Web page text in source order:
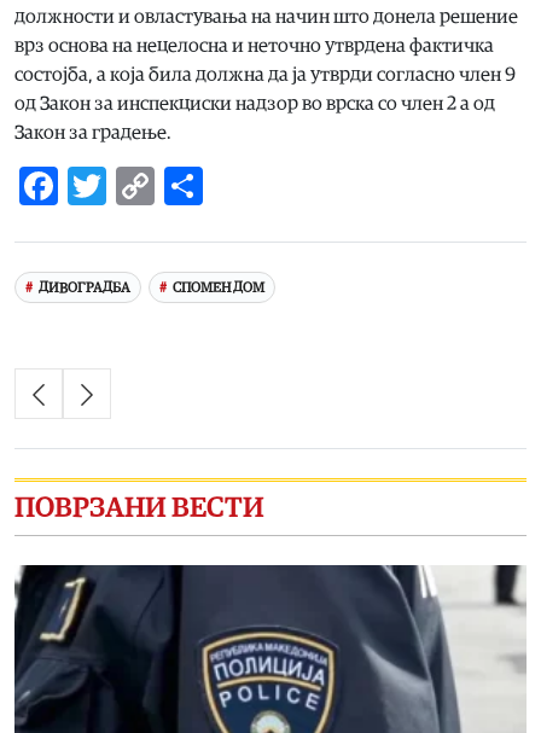
должности и овластувања на начин што донела решение
врз основа на нецелосна и неточно утврдена фактичка
состојба, а која била должна да ја утврди согласно член 9
од Закон за инспекциски надзор во врска со член 2 а од
Закон за градење.
Facebook
Twitter
Copy
ДИВОГРАДБА СПОМЕН ДОМ
ПОВРЗАНИ ВЕСТИ